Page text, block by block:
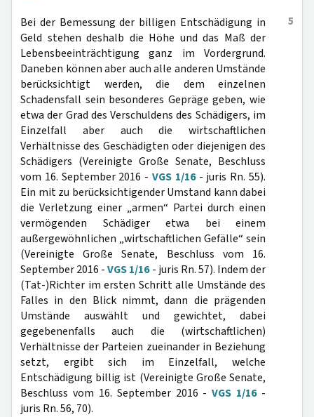
5
Bei der Bemessung der billigen Entschädigung in
Geld stehen deshalb die Höhe und das Maß der
Lebensbeeinträchtigung ganz im Vordergrund.
Daneben können aber auch alle anderen Umstände
berücksichtigt werden, die dem einzelnen
Schadensfall sein besonderes Gepräge geben, wie
etwa der Grad des Verschuldens des Schädigers, im
Einzelfall aber auch die wirtschaftlichen
Verhältnisse des Geschädigten oder diejenigen des
Schädigers (Vereinigte Große Senate, Beschluss
vom 16. September 2016 - VGS 1/16- juris Rn. 55).
Ein mit zu berücksichtigender Umstand kann dabei
die Verletzung einer „armen“ Partei durch einen
vermögenden Schädiger etwa bei einem
außergewöhnlichen „wirtschaftlichen Gefälle“ sein
(Vereinigte Große Senate, Beschluss vom 16.
September 2016 -VGS 1/16- juris Rn. 57). Indem der
(Tat-)Richter im ersten Schritt alle Umstände des
Falles in den Blick nimmt, dann die prägenden
Umstände auswählt und gewichtet, dabei
gegebenenfalls auch die (wirtschaftlichen)
Verhältnisse der Parteien zueinander in Beziehung
setzt, ergibt sich im Einzelfall, welche
Entschädigung billig ist (Vereinigte Große Senate,
Beschluss vom 16. September 2016 -VGS 1/16-
juris Rn. 56, 70).